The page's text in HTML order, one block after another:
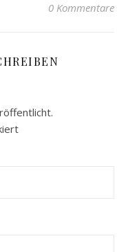
0 Kommentare